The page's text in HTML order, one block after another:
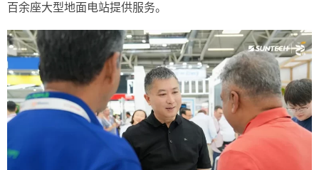
百余座大型地面电站提供服务。